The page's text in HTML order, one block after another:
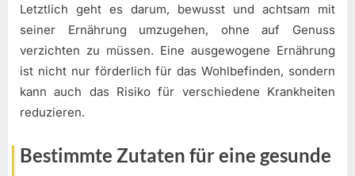
Letztlich geht es darum, bewusst und achtsam mit
seiner Ernährung umzugehen, ohne auf Genuss
verzichten zu müssen. Eine ausgewogene Ernährung
ist nicht nur förderlich für das Wohlbefinden, sondern
kann auch das Risiko für verschiedene Krankheiten
reduzieren.
Bestimmte Zutaten für eine gesunde